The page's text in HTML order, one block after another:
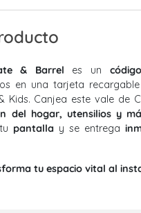
& Barrel es un
en una tarjeta
Kids. Canjea este vale de
del hogar, utensilios y
pantalla y se entrega
tu espacio vital al